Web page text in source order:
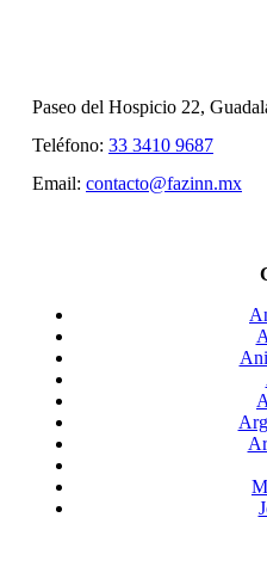
Paseo del Hospicio 22,
Teléfono: 33 3410 9687
Email: contacto@fazinn.mx